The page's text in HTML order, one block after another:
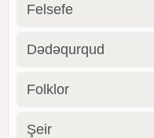
Felsefe
Dədəqurqud
Folklor
Şeir